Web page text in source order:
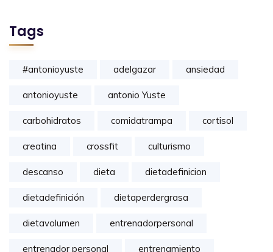
Tags
#antonioyuste adelgazar ansiedad
antonioyuste antonio Yuste
carbohidratos comidatrampa cortisol
creatina crossfit culturismo
descanso dieta dietadefinicion
dietadefinición dietaperdergrasa
dietavolumen entrenadorpersonal
entrenador personal entrenamiento